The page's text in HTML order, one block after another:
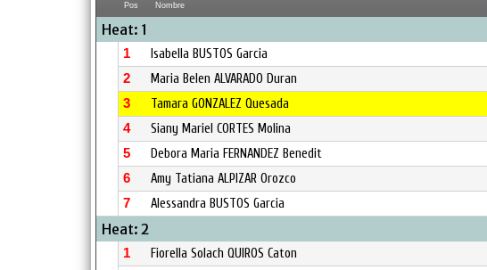
Pos Nombre
Heat: 1
1 Isabella BUSTOS Garcia
2 Maria Belen ALVARADO Duran
3 Tamara GONZALEZ Quesada
4 Siany Mariel CORTES Molina
5 Debora Maria FERNANDEZ Benedit
6 Amy Tatiana ALPIZAR Orozco
7 Alessandra BUSTOS Garcia
Heat: 2
1 Fiorella Solach QUIROS Caton